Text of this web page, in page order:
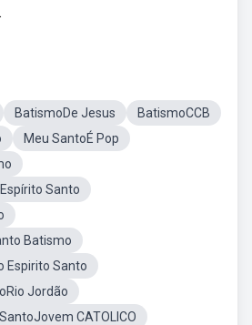
BatismoDe Jesus
BatismoCCB
Meu SantoÉ Pop
Santo
Batismo
Espirito Santo
Jordão
CATOLICO